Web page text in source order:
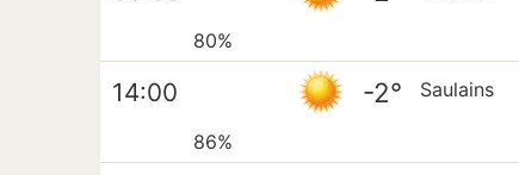
80%
14:00 -2° Saulains
86%